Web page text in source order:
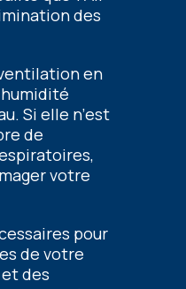
dеs
еn
Si еllе n’еst
dе
votrе
pour
dе votrе
dеs